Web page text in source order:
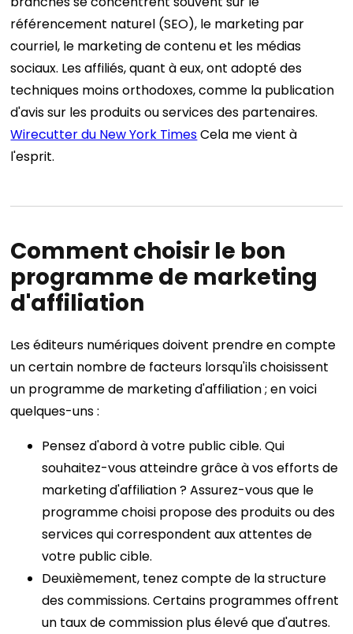
référencement naturel (SEO), le marketing par
courriel, le marketing de contenu et les médias
sociaux. Les affiliés, quant à eux, ont adopté des
techniques moins orthodoxes, comme la publication
d'avis sur les produits ou services des partenaires.
Wirecutter du New York TimesCela me vient à
l'esprit.
Comment choisir le bon
programme de marketing
d'affiliation
Les éditeurs numériques doivent prendre en compte
un certain nombre de facteurs lorsqu'ils choisissent
un programme de marketing d'affiliation ; en voici
quelques-uns :
Pensez d'abord à votre public cible. Qui
souhaitez-vous atteindre grâce à vos efforts de
marketing d'affiliation ? Assurez-vous que le
programme choisi propose des produits ou des
services qui correspondent aux attentes de
votre public cible.
Deuxièmement, tenez compte de la structure
des commissions. Certains programmes offrent
un taux de commission plus élevé que d'autres.